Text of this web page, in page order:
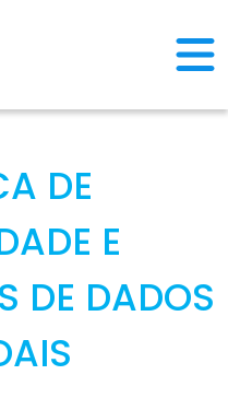
DE
E
DE DADOS